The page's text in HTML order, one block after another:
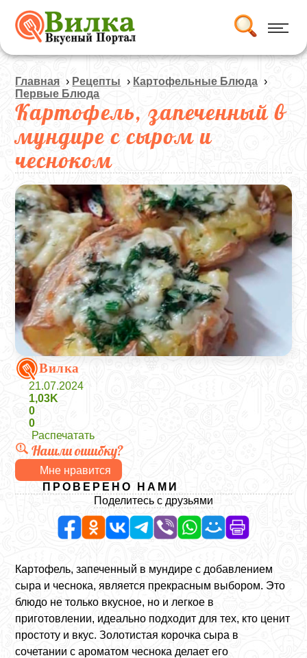
Главная › Рецепты › Картофельные Блюда ›
Первые Блюда
Картофель, запеченный в
мундире с сыром и
чесноком
Вилка
21.07.2024
1,03K
0
0
Распечатать
Нашли ошибку?
Мне нравится
ПРОВЕРЕНО НАМИ
Поделитесь с друзьями
Картофель, запеченный в мундире с добавлением
сыра и чеснока, является прекрасным выбором. Это
блюдо не только вкусное, но и легкое в
приготовлении, идеально подходит для тех, кто ценит
простоту и вкус. Золотистая корочка сыра в
сочетании с ароматом чеснока делает его